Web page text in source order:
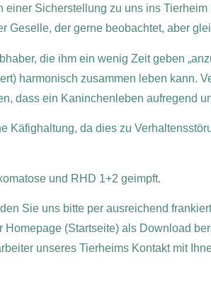
einer Sicherstellung zu uns ins
Geselle, der gerne beobachtet, aber
die ihm ein wenig Zeit geben
harmonisch zusammen leben kann.
dass ein Kaninchenleben aufregend
Käfighaltung, da dies zu
und RHD 1+2 geimpft.
Sie uns bitte per ausreichend
Homepage (Startseite) als Download
unseres Tierheims Kontakt mit